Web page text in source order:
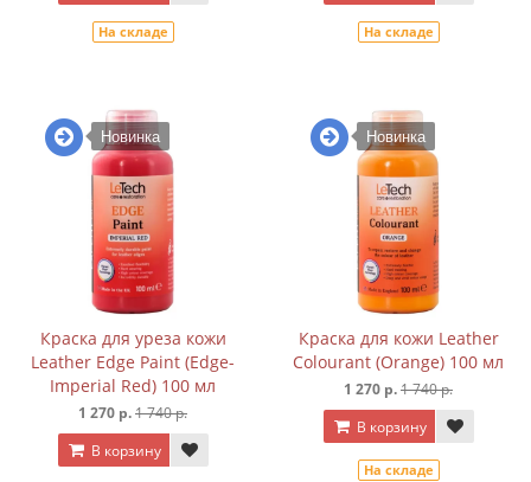
На складе На складе
Новинка
Краска для уреза кожи
Leather Edge Paint (Edge-
Imperial Red) 100 мл
1 270 р.1 740 р.
В корзину
Новинка
Краска для кожи Leather
Colourant (Orange) 100 мл
1 270 р.1 740 р.
В корзину
На складе